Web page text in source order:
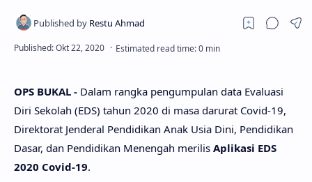
OPS BUKAL - Dalam rangka pengumpulan data Evaluasi
Diri Sekolah (EDS) tahun 2020 di masa darurat Covid-19,
Direktorat Jenderal Pendidikan Anak Usia Dini, Pendidikan
Dasar, dan Pendidikan Menengah merilis Aplikasi EDS
2020 Covid-19.